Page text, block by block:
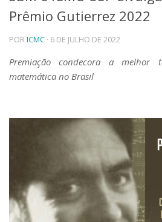
Telefones e Mapas
Pessoas
Ensino
Graduação
Pós-Graduação
Pesquisa e Inovação
Centros, Núcleos e Projetos em
Pós-doutorado
Iniciação Científica
Transferência de Tecnologia
Empresas Juniores
Extensão à Comunidade
Prêmio Gutierrez 2022
PORICMC · 6 DE JULHO DE 2022
Premiação condecora a melhor
matemática no Brasil